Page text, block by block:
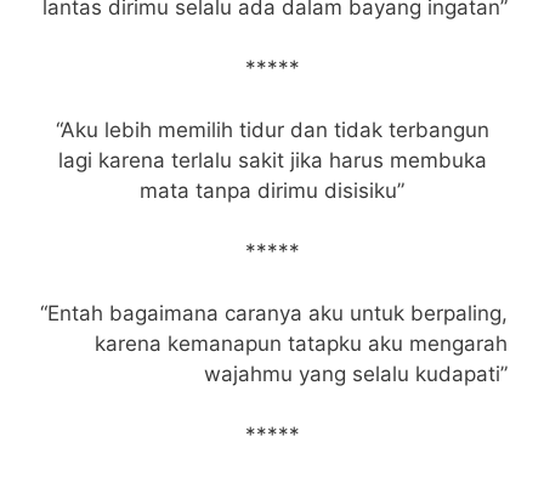
lantas dirimu selalu ada dalam bayang ingatan”
*****
“Aku lebih memilih tidur dan tidak terbangun
lagi karena terlalu sakit jika harus membuka
mata tanpa dirimu disisiku”
*****
“Entah bagaimana caranya aku untuk berpaling,
karena kemanapun tatapku aku mengarah
wajahmu yang selalu kudapati”
*****